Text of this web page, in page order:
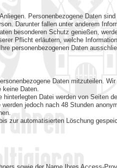
Personenbezogene Daten
Darunter fallen unter anderem
besonderen Schutz genießen,
Pflicht erläutern, welche
personenbezogenen Daten
Daten mitzuteilen.
keine Daten.
Datei werden von Seiten
jedoch nach 48 Stunden
zur automatisierten Löschung